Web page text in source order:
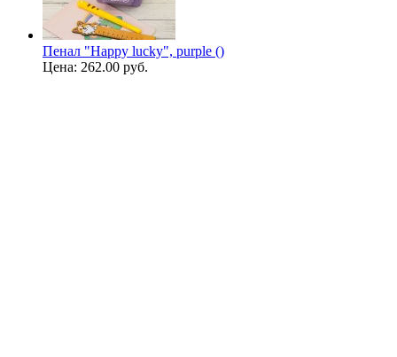
Пенал "Happy lucky", purple ()
Цена: 262.00 руб.